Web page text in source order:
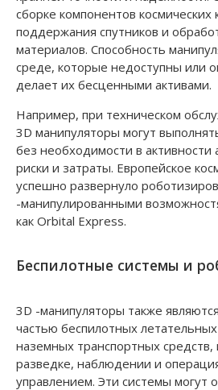
сборке компонентов космических
поддержания спутников и
материалов. Способность
среде, которые недоступны или
делает их бесценными активами.
Например, при техническом
3D манипуляторы могут
без необходимости в активности
риски и затраты. Европейское
успешно развернуло
-манипулированными
как Orbital Express.
Беспилотные системы и
3D -манипуляторы также
частью беспилотных
наземных транспортных средств,
разведке, наблюдении и
управлением. Эти системы могут